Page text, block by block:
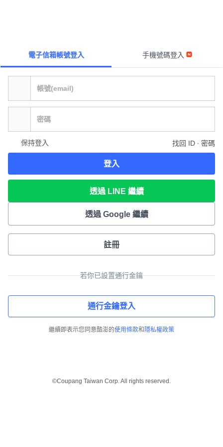
電子信箱帳號登入 手機號碼登入
保持登入 找回 ID ∙ 密碼
登入
透過 LINE 繼續
透過 Google 繼續
註冊
若你已設置通行金鑰
通行金鑰登入
繼續即表示您同意酷澎的使用條款和 隱私權政策
©Coupang Taiwan Corp. All rights reserved.